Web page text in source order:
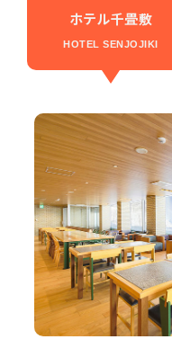
ホテル千畳敷
HOTEL SENJOJIKI